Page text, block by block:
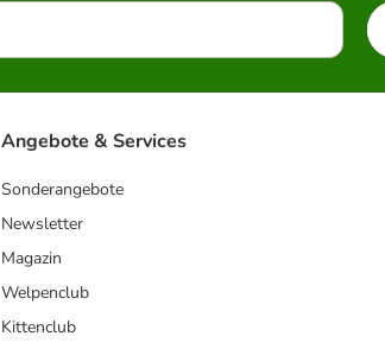
Angebote & Services
Sonderangebote
Newsletter
Magazin
Welpenclub
Kittenclub